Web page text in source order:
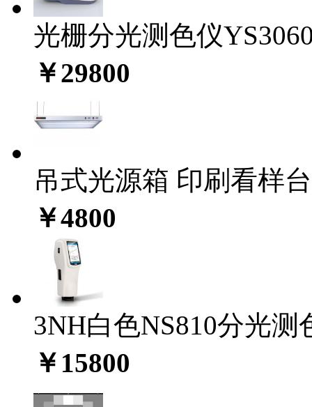
光栅分光测色仪
￥29800
吊式光源箱 印刷看样
￥4800
3NH白色NS810分光测
￥15800